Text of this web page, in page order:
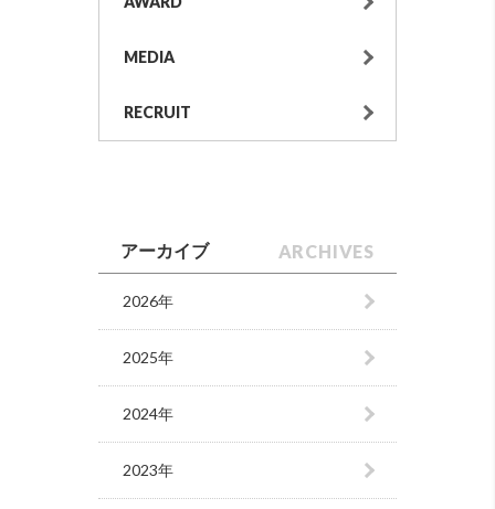
MEDIA
RECRUIT
アーカイブ ARCHIVES
2026年
2025年
2024年
2023年